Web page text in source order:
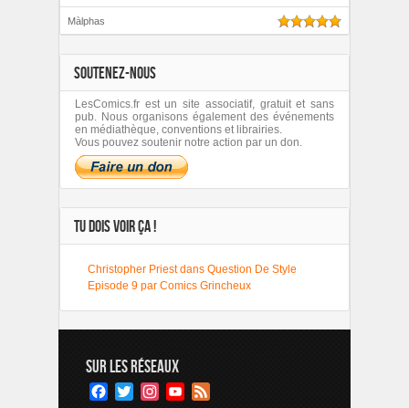
Màlphas
SOUTENEZ-NOUS
LesComics.fr est un site associatif, gratuit et sans
pub. Nous organisons également des événements
en médiathèque, conventions et librairies.
Vous pouvez soutenir notre action par un don.
TU DOIS VOIR ÇA !
Christopher Priest dans Question De Style
Episode 9 par Comics Grincheux
SUR LES RÉSEAUX
Facebook
TwitterInstagramYouTube